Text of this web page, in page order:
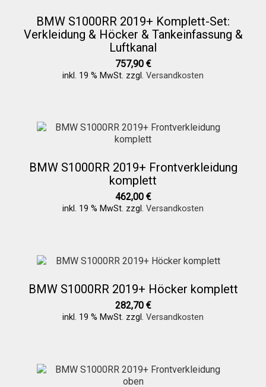
News
Infos zu unseren Produkten
Händlerkonditionen
Preislisten
Warenkorb
BMW S1000RR 2019+ Komplett-Set:
Verkleidung & Höcker & Tankeinfassung &
Luftkanal
757,90 €
inkl. 19 % MwSt. zzgl. Versandkosten
BMW S1000RR 2019+ Frontverkleidung
komplett
462,00 €
inkl. 19 % MwSt. zzgl. Versandkosten
BMW S1000RR 2019+ Höcker komplett
282,70 €
inkl. 19 % MwSt. zzgl. Versandkosten